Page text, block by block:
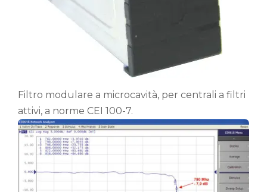
Filtro modulare a microcavità, per centrali a filtri
attivi, a norme CEI 100-7.